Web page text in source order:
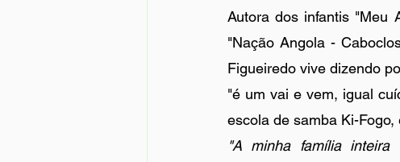
Autora dos infantis "Meu
"Nação Angola -
Figueiredo vive dizendo
"é um vai e vem, igual
escola de samba Ki-
"A minha família